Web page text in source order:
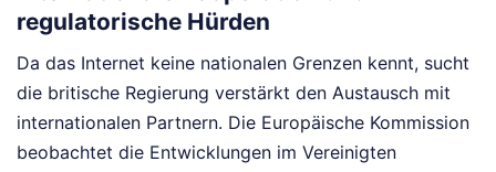
regulatorische Hürden
Da das Internet keine nationalen Grenzen kennt, sucht
die britische Regierung verstärkt den Austausch mit
internationalen Partnern. Die Europäische Kommission
beobachtet die Entwicklungen im Vereinigten